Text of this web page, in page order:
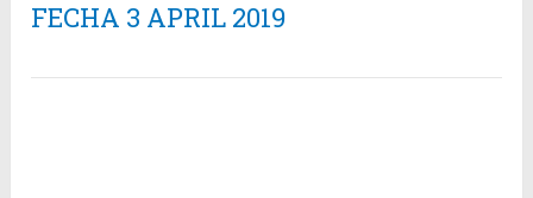
FECHA 3 APRIL 2019